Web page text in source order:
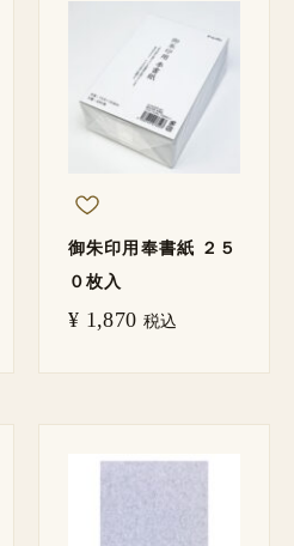
御朱印用奉書紙 ２５
０枚入
¥ 1,870 税込